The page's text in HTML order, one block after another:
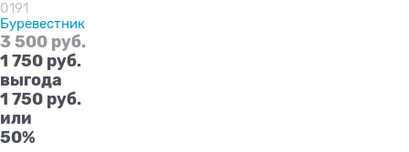
0191
Буревестник
3 500 руб.
1 750 руб.
выгода
1 750 руб.
или
50%